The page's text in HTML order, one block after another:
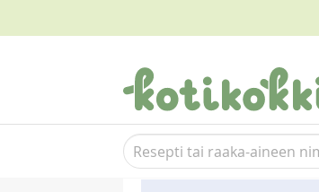
Suosittelemme myös